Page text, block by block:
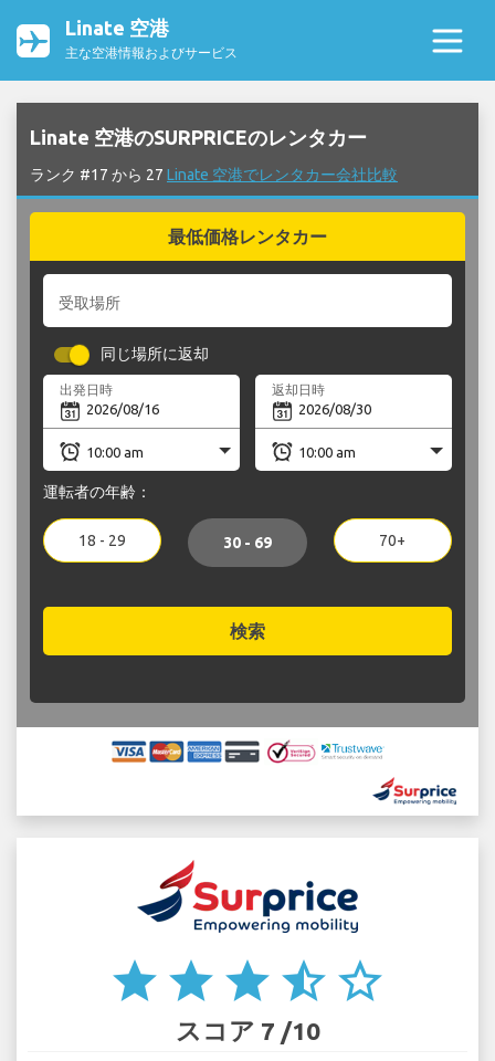
Linate 空港
主な空港情報およびサービス
Linate 空港のSURPRICEのレンタカー
ランク #17 から 27 Linate 空港でレンタカー会社比較
最低価格レンタカー
受取場所
同じ場所に返却
出発日時 返却日時
運転者の年齢：
18 - 29 30 - 69 70+
検索
star star star star_half star_border
スコア 7 /10